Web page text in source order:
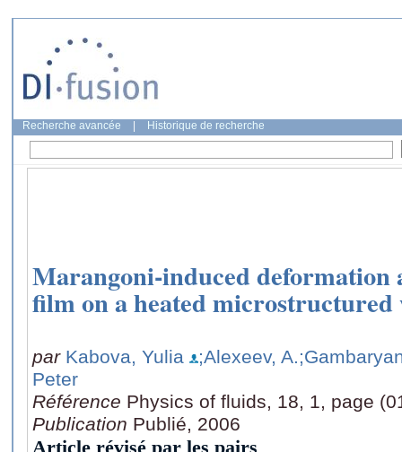
Recherche avancée Historique de recherche
Marangoni-induced
film on a heated microstructured
par Kabova, Yulia ;Alexeev, A.
Peter
Référence Physics of fluids, 18, 1, page
Publication Publié, 2006
Article révisé par les pairs